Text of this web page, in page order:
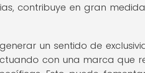
contribuye en gran
un sentido de
con una marca que